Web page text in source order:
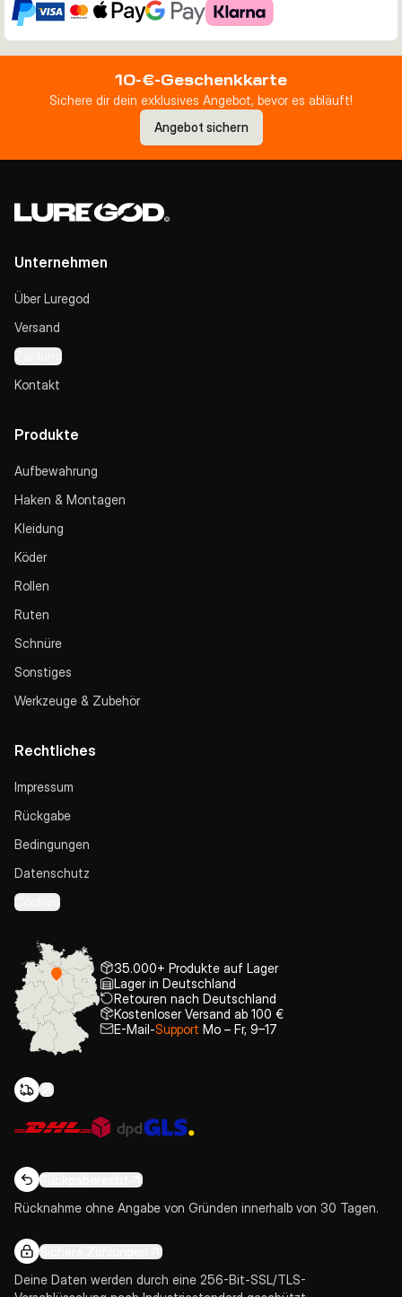
10-€-Geschenkkarte
Sichere dir dein exklusives Angebot, bevor es abläuft!
Angebot sichern
Unternehmen
Über Luregod
Versand
Zahlung
Kontakt
Produkte
Aufbewahrung
Haken & Montagen
Kleidung
Köder
Rollen
Ruten
Schnüre
Sonstiges
Werkzeuge & Zubehör
Rechtliches
Impressum
Rückgabe
Bedingungen
Datenschutz
Cookies
35.000+ Produkte auf Lager
Lager in Deutschland
Retouren nach Deutschland
Kostenloser Versand ab 100 €
E-Mail-Support Mo – Fr, 9–17
Rückgaberecht
Rücknahme ohne Angabe von Gründen innerhalb von 30 Tagen.
Sichere Zahlungen
Deine Daten werden durch eine 256-Bit-SSL/TLS-